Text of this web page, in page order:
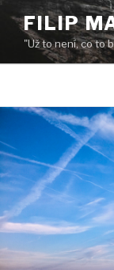
Přejít
obsahu
webu
FILIP
"Už to není, co to